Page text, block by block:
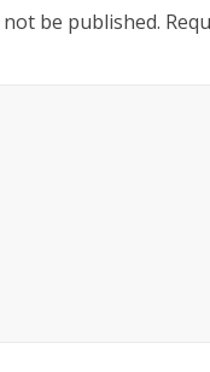
be published.